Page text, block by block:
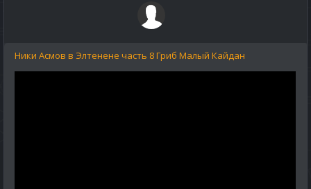
Ники Асмов в Элтенене часть 8 Гриб Малый Кайдан